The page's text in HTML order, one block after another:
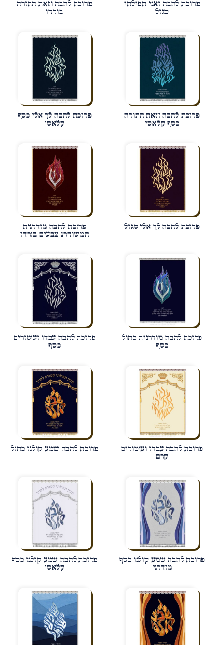
פרוכת להבה ואני תפילתי
סגול
פרוכת להבה וזאת התורה
בורדו
פרוכת להבה וזאת התורה
כסף קלאסי
פרוכת להבה לך אלי כסף
קלאסי
פרוכת להבה לך אלי סגול
פרוכת להבה מודרנית
המשודרג צבעים בורדו
פרוכת להבה מודרנית כחול
כסף
פרוכת להבה עבדו ועיטורים
כסף
פרוכת להבה עבדו ועיטורים
קרם
פרוכת להבה שמע קולנו כחול
פרוכת להבה שמע קולנו כסף
מודרני
פרוכת להבה שמע קולנו כסף
קלאסי